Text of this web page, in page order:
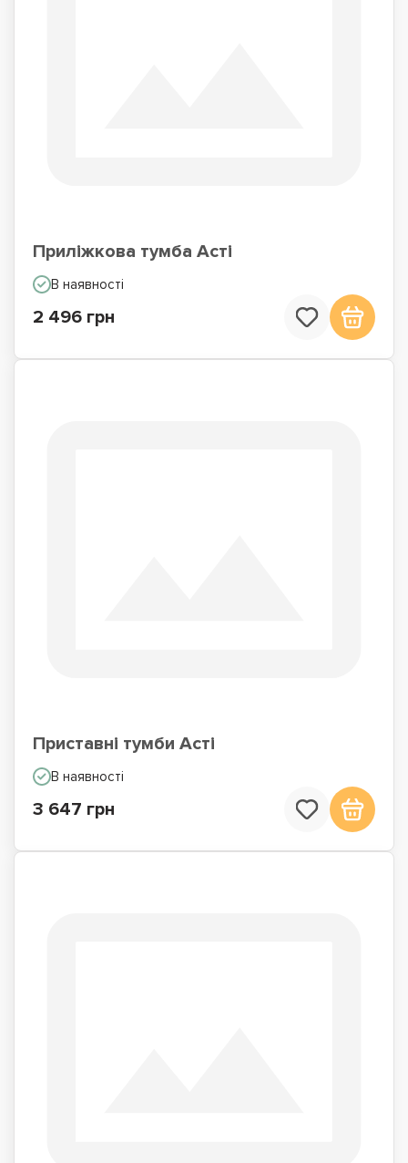
Приліжкова тумба Асті
В наявності
2 496 грн
Приставні тумби Асті
В наявності
3 647 грн